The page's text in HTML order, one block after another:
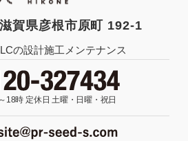
賀県彦根市原町 192-1
の設計施工メンテナンス
18時 定休日 土曜・日曜・祝日